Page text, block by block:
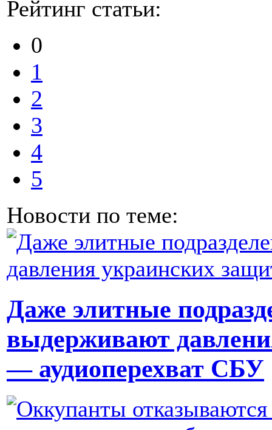
Рейтинг статьи:
0
1
2
3
4
5
Новости по теме:
Даже элитные
выдерживают
— аудиоперехват СБУ